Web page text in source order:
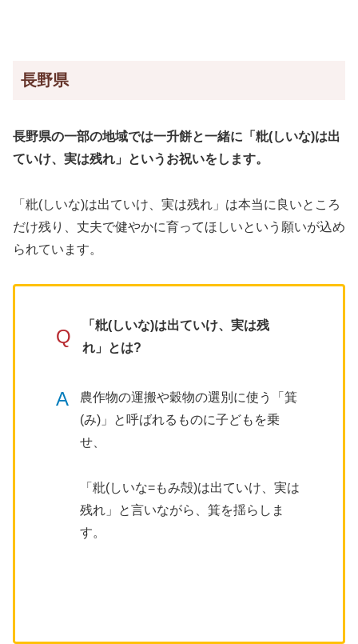
長野県
長野県の一部の地域では一升餅と一緒に「粃(しいな)は出
ていけ、実は残れ」というお祝いをします。
「粃(しいな)は出ていけ、実は残れ」は本当に良いところ
だけ残り、丈夫で健やかに育ってほしいという願いが込め
られています。
Q
「粃(しいな)は出ていけ、実は残
れ」とは?
A
農作物の運搬や穀物の選別に使う「箕
(み)」と呼ばれるものに子どもを乗
せ、
「粃(しいな=もみ殻)は出ていけ、実は
残れ」と言いながら、箕を揺らしま
す。